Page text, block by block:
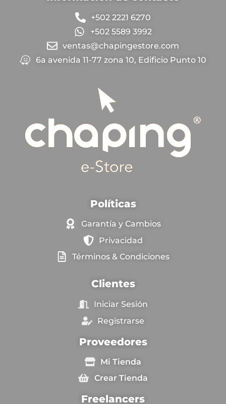
+502 2221 6270
+502 5589 3992
ventas@chapingestore.com
6a avenida 11-77 zona 10, Edificio Punto 10
Políticas
Garantía y Cambios
Privacidad
Términos & Condiciones
Clientes
Iniciar Sesión
Registrarse
Proveedores
Mi Tienda
Crear Tienda
Freelancers